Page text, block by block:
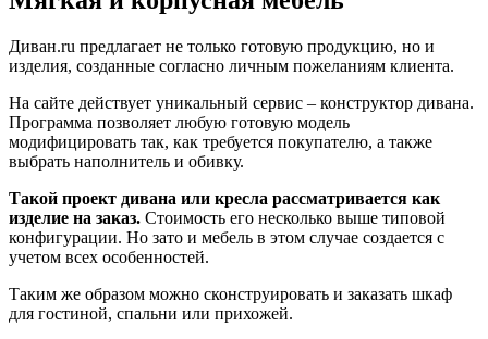
Диван.ru предлагает не только готовую продукцию, но и
изделия, созданные согласно личным пожеланиям клиента.
На сайте действует уникальный сервис – конструктор дивана.
Программа позволяет любую готовую модель
модифицировать так, как требуется покупателю, а также
выбрать наполнитель и обивку.
Такой проект дивана или кресла рассматривается как
изделие на заказ. Стоимость его несколько выше типовой
конфигурации. Но зато и мебель в этом случае создается с
учетом всех особенностей.
Таким же образом можно сконструировать и заказать шкаф
для гостиной, спальни или прихожей.